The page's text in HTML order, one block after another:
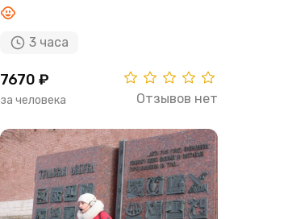
3 часа
7670 ₽
за человека Отзывов нет